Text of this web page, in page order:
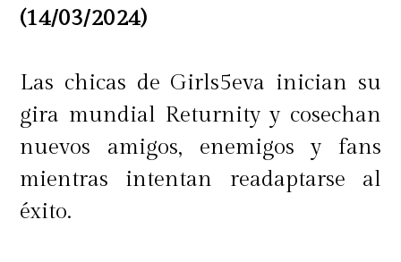
(14/03/2024)
Las chicas de Girls5eva inician su
gira mundial Returnity y cosechan
nuevos amigos, enemigos y fans
mientras intentan readaptarse al
éxito.